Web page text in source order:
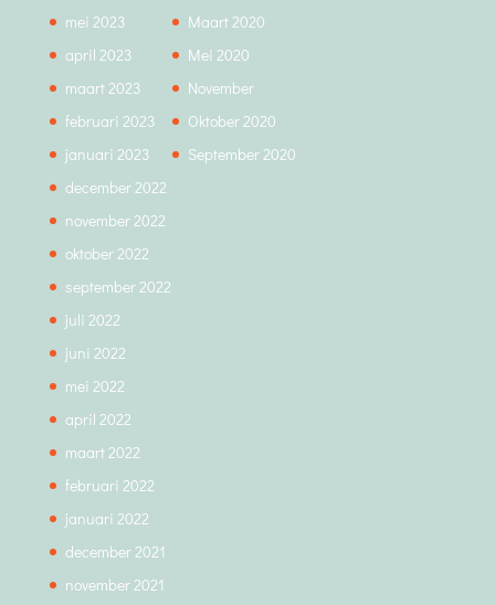
mei 2023
april 2023
maart 2023
februari 2023
januari 2023
december 2022
november 2022
oktober 2022
september 2022
juli 2022
juni 2022
mei 2022
april 2022
maart 2022
februari 2022
januari 2022
december 2021
november 2021
Maart 2020
Mei 2020
November
Oktober 2020
September 2020